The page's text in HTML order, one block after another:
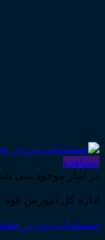
مشاهده
در انبار موجود نمی
اداره کل آموزش قوه
مستثنیات دین در